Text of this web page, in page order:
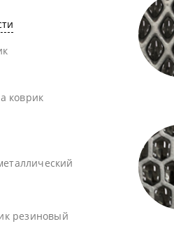
коврик
резиновый